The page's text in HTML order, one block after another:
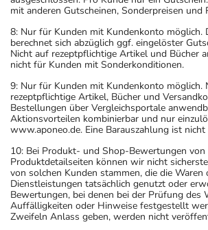
mit anderen Gutscheinen, Sonderpreisen und
8: Nur für Kunden mit Kundenkonto möglich.
berechnet sich abzüglich ggf. eingelöster
Nicht auf rezeptpflichtige Artikel und Bücher
nicht für Kunden mit Sonderkonditionen.
9: Nur für Kunden mit Kundenkonto möglich.
rezeptpflichtige Artikel, Bücher und
Bestellungen über Vergleichsportale
Aktionsvorteilen kombinierbar und nur
www.aponeo.de. Eine Barauszahlung ist
10: Bei Produkt- und Shop-Bewertungen von
Produktdetailseiten können wir nicht
von solchen Kunden stammen, die die Waren
Dienstleistungen tatsächlich genutzt oder
Bewertungen, bei denen bei der Prüfung des
Auffälligkeiten oder Hinweise festgestellt
Zweifeln Anlass geben, werden nicht